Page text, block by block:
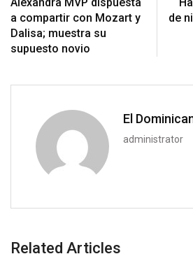
a compartir con Mozart y
Dalisa; muestra su
supuesto novio
de
El
administrator
Related Articles